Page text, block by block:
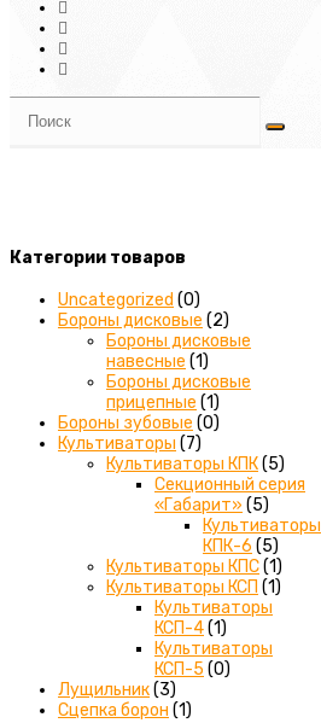
Категории товаров
Uncategorized (0)
Бороны дисковые (2)
Бороны дисковые
навесные (1)
Бороны дисковые
прицепные (1)
Бороны зубовые (0)
Культиваторы (7)
Культиваторы КПК(5)
Секционный серия
«Габарит» (5)
Культиваторы
КПК-6 (5)
Культиваторы КПС(1)
Культиваторы КСП (1)
Культиваторы
КСП-4(1)
Культиваторы
КСП-5 (0)
Лущильник(3)
Сцепка борон (1)